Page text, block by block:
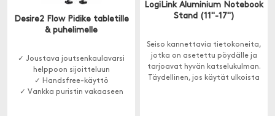
Desire2 Flow Pidike tabletille
& puhelimelle
✓ Joustava joutsenkaulavarsi
helppoon sijoitteluun
✓ Handsfree-käyttö
✓ Vankka puristin vakaaseen
LogiLink Aluminium Notebook
Stand (11"-17")
Seiso kannettavia tietokoneita,
jotka on asetettu pöydälle ja
tarjoavat hyvän katselukulman.
Täydellinen, jos käytät ulkoista